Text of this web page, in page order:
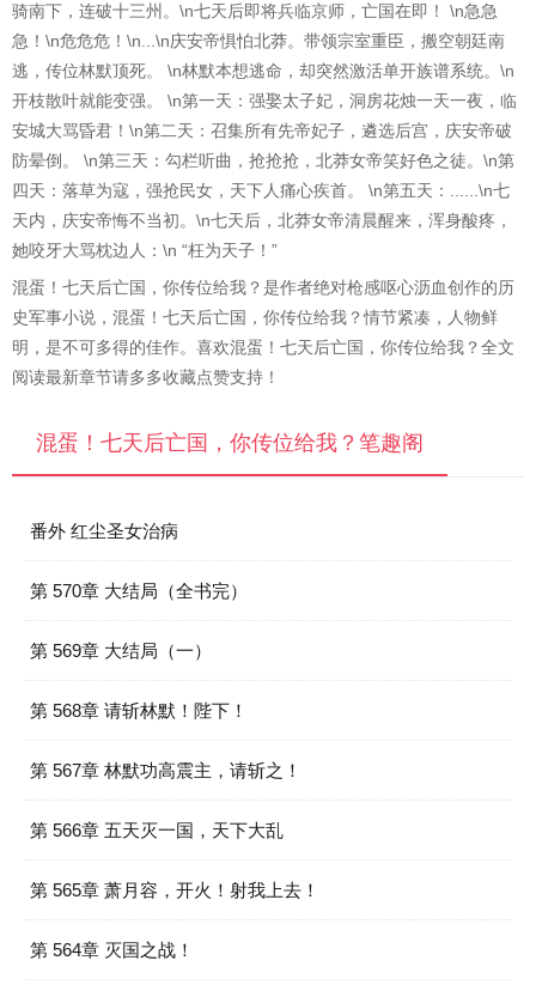
骑南下，连破十三州。\n七天后即将兵临京师，亡国在即！ \n急急
急！\n危危危！\n...\n庆安帝惧怕北莽。带领宗室重臣，搬空朝廷南
逃，传位林默顶死。 \n林默本想逃命，却突然激活单开族谱系统。\n
开枝散叶就能变强。 \n第一天：强娶太子妃，洞房花烛一天一夜，临
安城大骂昏君！\n第二天：召集所有先帝妃子，遴选后宫，庆安帝破
防晕倒。 \n第三天：勾栏听曲，抢抢抢，北莽女帝笑好色之徒。\n第
四天：落草为寇，强抢民女，天下人痛心疾首。 \n第五天：......\n七
天内，庆安帝悔不当初。\n七天后，北莽女帝清晨醒来，浑身酸疼，
她咬牙大骂枕边人：\n “枉为天子！”
混蛋！七天后亡国，你传位给我？是作者绝对枪感呕心沥血创作的历
史军事小说，混蛋！七天后亡国，你传位给我？情节紧凑，人物鲜
明，是不可多得的佳作。喜欢混蛋！七天后亡国，你传位给我？全文
阅读最新章节请多多收藏点赞支持！
混蛋！七天后亡国，你传位给我？笔趣阁
番外 红尘圣女治病
第 570章 大结局（全书完）
第 569章 大结局（一）
第 568章 请斩林默！陛下！
第 567章 林默功高震主，请斩之！
第 566章 五天灭一国，天下大乱
第 565章 萧月容，开火！射我上去！
第 564章 灭国之战！